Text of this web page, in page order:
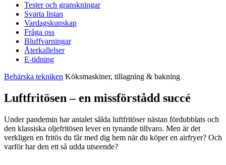
Tester och granskningar
Svarta listan
Vardagskunskap
Fråga oss
Bluffvarningar
Återkallelser
E-tidning
Behärska tekniken Köksmaskiner, tillagning & bakning
Luftfritösen – en missförstådd succé
Under pandemin har antalet sålda luftfritöser nästan fördubblats och
den klassiska oljefritösen lever en tynande tillvaro. Men är det
verkligen en fritös du får med dig hem när du köper en airfryer? Och
varför har den ett så udda utseende?